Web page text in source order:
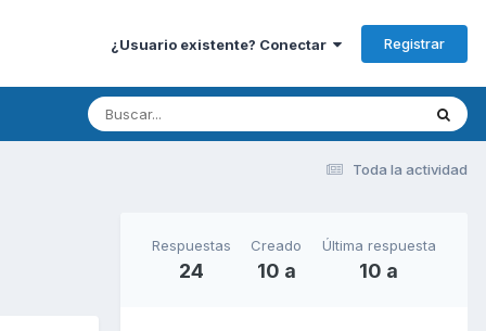
¿Usuario existente? Conectar Registrar
Toda la actividad
Respuestas
24
Creado
10 a
Última respuesta
10 a